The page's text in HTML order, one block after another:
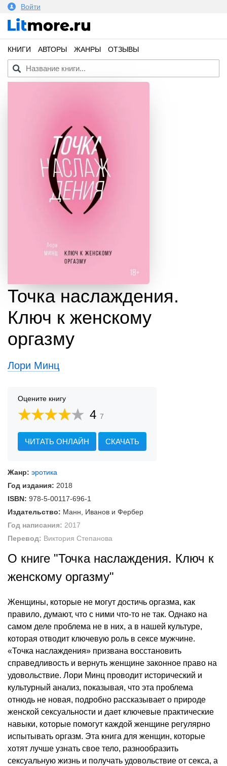
Войти
КНИГИ АВТОРЫ ЖАНРЫ ОТЗЫВЫ
Точка наслаждения.
Ключ к женскому
оргазму
Лори Минц
Оцените книгу
4 7
ЧИТАТЬ ОНЛАЙН СКАЧАТЬ
Жанр: эротика
Год издания: 2018
ISBN: 978-5-00117-696-1
Издательство: Манн, Иванов и Фербер
Год написания: 2017
Перевод: Виктория Степанова
О книге "Точка наслаждения. Ключ к
женскому оргазму"
Женщины, которые не могут достичь оргазма, как
правило, думают, что с ними что-то не так. Однако на
самом деле проблема не в них, а в нашей культуре,
которая отводит ключевую роль в сексе мужчине.
«Точка наслаждения» призвана восстановить
справедливость и вернуть женщине законное право на
удовольствие. Лори Минц проводит исторический и
культурный анализ, показывая, что эта проблема
отнюдь не новая, подробно рассказывает о природе
женской сексуальности и дает ключевые практические
навыки, которые помогут каждой женщине регулярно
испытывать оргазм. Эта книга для женщин, которые
хотят лучше узнать свое тело, разнообразить
сексуальную жизнь и получать удовольствие от секса, а